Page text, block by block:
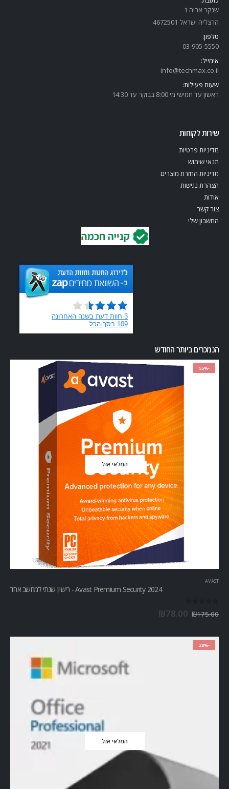
שנקר אריה 1
הרצליה ישראל 4672501
טלפון:
03-905-5550
אימייל:
info@techmax.co.il
שעות פעילות:
ראשון עד חמישי מי 8:00 בבוקר עד 14:30
שירות לקוחות
מדיניות פרטיות
תנאי שימוש
מדיניות החזרת מוצרים
הצהרת נגישות
אודות
צור קשר
החשבון שלי
הנמכרים ביותר החודש
-55%
המלאי אזל
AVAST
Avast Premium Security 2024 - רישיון שנתי למחשב אחד
₪175.00
₪78.00
-28%
המלאי אזל